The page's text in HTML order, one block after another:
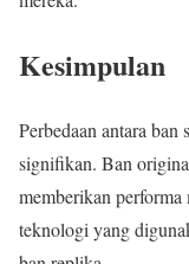
Kesimpulan
Perbedaan antara
signifikan. Ban
memberikan
teknologi yang